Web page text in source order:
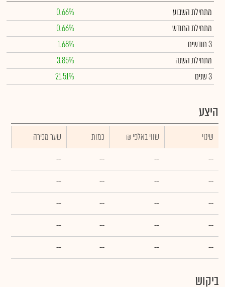
מתחילת השבוע
0.66%
מתחילת החודש
0.66%
3 חודשים
1.68%
מתחילת השנה
3.85%
3 שנים
21.51%
היצע
שינוי ₪ שווי באלפי כמות
שער מכירה
--
--
--
--
--
--
--
--
--
--
--
--
--
--
--
--
--
--
--
--
ביקוש